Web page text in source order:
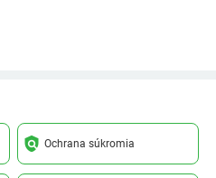
policy Ochrana súkromia